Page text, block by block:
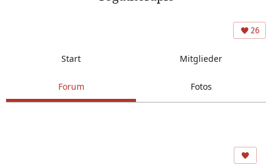
26
Start Mitglieder
Forum Fotos